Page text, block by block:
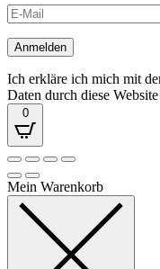
Ich erkläre ich mich mit
Daten durch diese
0
Mein Warenkorb